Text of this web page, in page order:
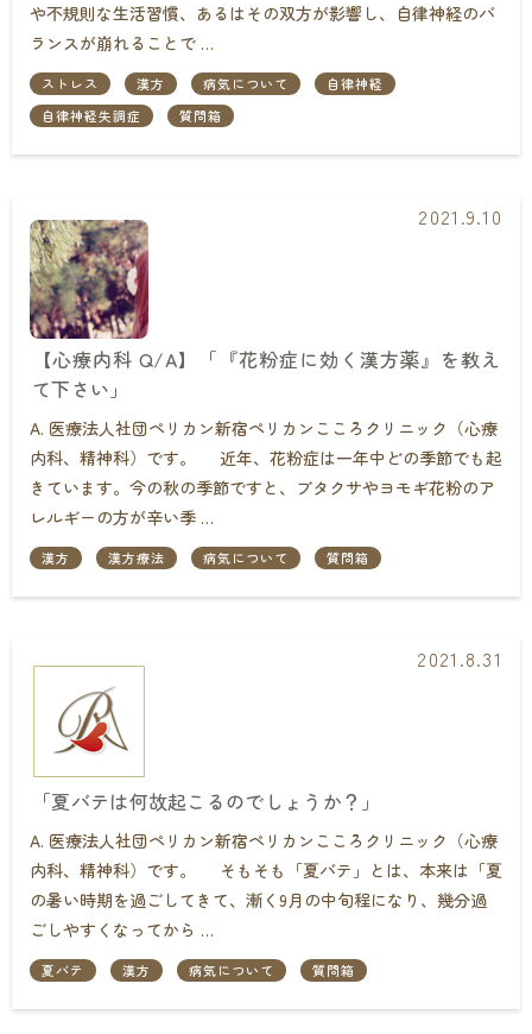
や不規則な生活習慣、あるはその双方が影響し、自律神経のバ
ランスが崩れることで …
ストレス 漢方 病気について
自律神経
自律神経失調症
質問箱
2021.9.10
【心療内科 Q/A】「『花粉症に効く漢方薬』を教え
て下さい」
A. 医療法人社団ペリカン新宿ペリカンこころクリニック（心療
内科、精神科）です。 近年、花粉症は一年中どの季節でも起
きています。今の秋の季節ですと、ブタクサやヨモギ花粉のア
レルギーの方が辛い季 …
漢方 漢方療法 病気について 質問箱
2021.8.31
「夏バテは何故起こるのでしょうか？」
A. 医療法人社団ペリカン新宿ペリカンこころクリニック（心療
内科、精神科）です。 そもそも「夏バテ」とは、本来は「夏
の暑い時期を過ごしてきて、漸く9月の中旬程になり、幾分過
ごしやすくなってから …
夏バテ 漢方 病気について 質問箱